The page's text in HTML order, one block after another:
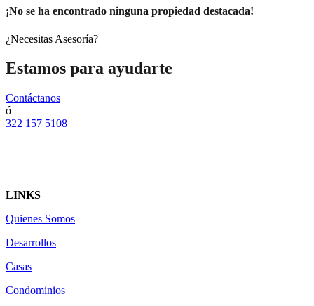
¡No se ha encontrado ninguna propiedad destacada!
¿Necesitas Asesoría?
Estamos para ayudarte
Contáctanos
ó
322 157 5108
LINKS
Quienes Somos
Desarrollos
Casas
Condominios